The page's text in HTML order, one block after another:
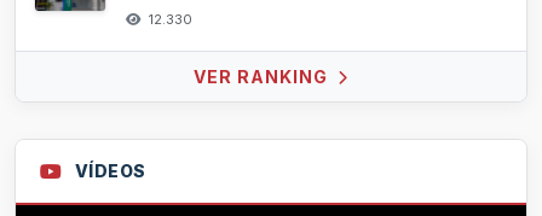
12.330
VER RANKING
VÍDEOS